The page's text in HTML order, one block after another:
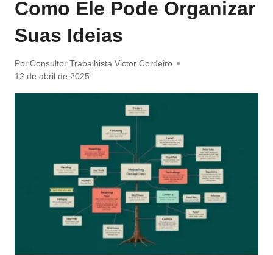
Como Ele Pode Organizar
Suas Ideias
Por Consultor Trabalhista Victor Cordeiro
12 de abril de 2025